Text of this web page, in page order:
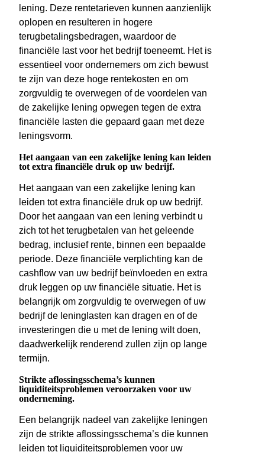
lening. Deze rentetarieven kunnen aanzienlijk
oplopen en resulteren in hogere
terugbetalingsbedragen, waardoor de
financiële last voor het bedrijf toeneemt. Het is
essentieel voor ondernemers om zich bewust
te zijn van deze hoge rentekosten en om
zorgvuldig te overwegen of de voordelen van
de zakelijke lening opwegen tegen de extra
financiële lasten die gepaard gaan met deze
leningsvorm.
Het aangaan van een zakelijke lening kan leiden
tot extra financiële druk op uw bedrijf.
Het aangaan van een zakelijke lening kan
leiden tot extra financiële druk op uw bedrijf.
Door het aangaan van een lening verbindt u
zich tot het terugbetalen van het geleende
bedrag, inclusief rente, binnen een bepaalde
periode. Deze financiële verplichting kan de
cashflow van uw bedrijf beïnvloeden en extra
druk leggen op uw financiële situatie. Het is
belangrijk om zorgvuldig te overwegen of uw
bedrijf de leninglasten kan dragen en of de
investeringen die u met de lening wilt doen,
daadwerkelijk renderend zullen zijn op lange
termijn.
Strikte aflossingsschema’s kunnen
liquiditeitsproblemen veroorzaken voor uw
onderneming.
Een belangrijk nadeel van zakelijke leningen
zijn de strikte aflossingsschema’s die kunnen
leiden tot liquiditeitsproblemen voor uw